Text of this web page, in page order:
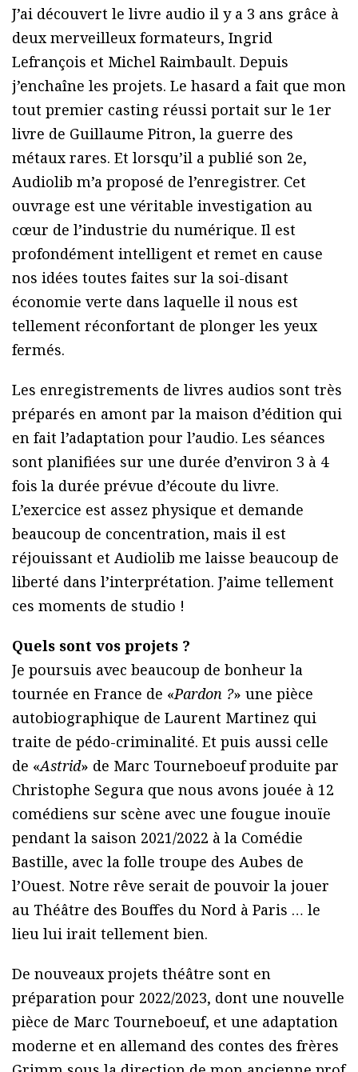
J’ai découvert le livre audio il y a 3 ans grâce à
deux merveilleux formateurs, Ingrid
Lefrançois et Michel Raimbault. Depuis
j’enchaîne les projets. Le hasard a fait que mon
tout premier casting réussi portait sur le 1er
livre de Guillaume Pitron, la guerre des
métaux rares. Et lorsqu’il a publié son 2e,
Audiolib m’a proposé de l’enregistrer. Cet
ouvrage est une véritable investigation au
cœur de l’industrie du numérique. Il est
profondément intelligent et remet en cause
nos idées toutes faites sur la soi-disant
économie verte dans laquelle il nous est
tellement réconfortant de plonger les yeux
fermés.
Les enregistrements de livres audios sont très
préparés en amont par la maison d’édition qui
en fait l’adaptation pour l’audio. Les séances
sont planifiées sur une durée d’environ 3 à 4
fois la durée prévue d’écoute du livre.
L’exercice est assez physique et demande
beaucoup de concentration, mais il est
réjouissant et Audiolib me laisse beaucoup de
liberté dans l’interprétation. J’aime tellement
ces moments de studio !
Quels sont vos projets ?
Je poursuis avec beaucoup de bonheur la
tournée en France de «Pardon ?» une pièce
autobiographique de Laurent Martinez qui
traite de pédo-criminalité. Et puis aussi celle
de «Astrid» de Marc Tourneboeuf produite par
Christophe Segura que nous avons jouée à 12
comédiens sur scène avec une fougue inouïe
pendant la saison 2021/2022 à la Comédie
Bastille, avec la folle troupe des Aubes de
l’Ouest. Notre rêve serait de pouvoir la jouer
au Théâtre des Bouffes du Nord à Paris … le
lieu lui irait tellement bien.
De nouveaux projets théâtre sont en
préparation pour 2022/2023, dont une nouvelle
pièce de Marc Tourneboeuf, et une adaptation
moderne et en allemand des contes des frères